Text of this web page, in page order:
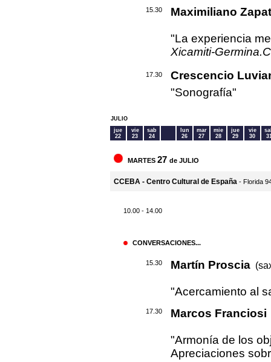
15.30 Maximiliano
"La experiencia
Xicamiti-
17.30
Crescencio
"Sonografía"
JULIO
jue
22
vie
23
sab
24
lun
26
mar
27
mie
28
jue
29
vie
30
MARTES 27 de JULIO
CCEBA - Centro Cultural de España - Florida
10.00 - 14.00
CONVERSACIONES...
15.30 Martín Proscia
"Acercamiento al
17.30 Marcos Franciosi
"Armonía de los
Apreciaciones